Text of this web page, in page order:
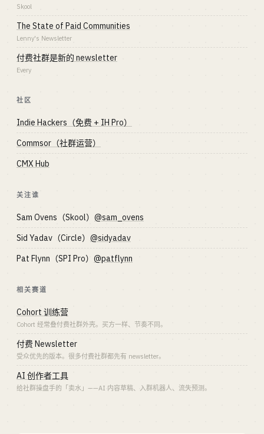
Skool
The State of Paid Communities
Lenny's Newsletter
付费社群是新的 newsletter
Every
社区
Indie Hackers（免费 + IH Pro）
Commsor（社群运营）
CMX Hub
关注谁
Sam Ovens（Skool） @sam_ovens
Sid Yadav（Circle） @sidyadav
Pat Flynn（SPI Pro） @patflynn
相关赛道
Cohort 训练营
Cohort 经常叠付费社群外壳。买方一样、节奏不同。
付费 Newsletter
受众优先的版本。很多付费社群都先有 newsletter。
AI 创作者工具
给社群操盘手的「卖水」——AI 内容草稿、入群机器人、流失预测。